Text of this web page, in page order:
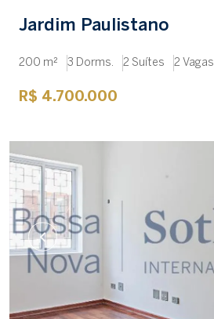
Jardim Paulistano
200 m² 3 Dorms. 2 Suítes 2 Vagas
R$ 4.700.000